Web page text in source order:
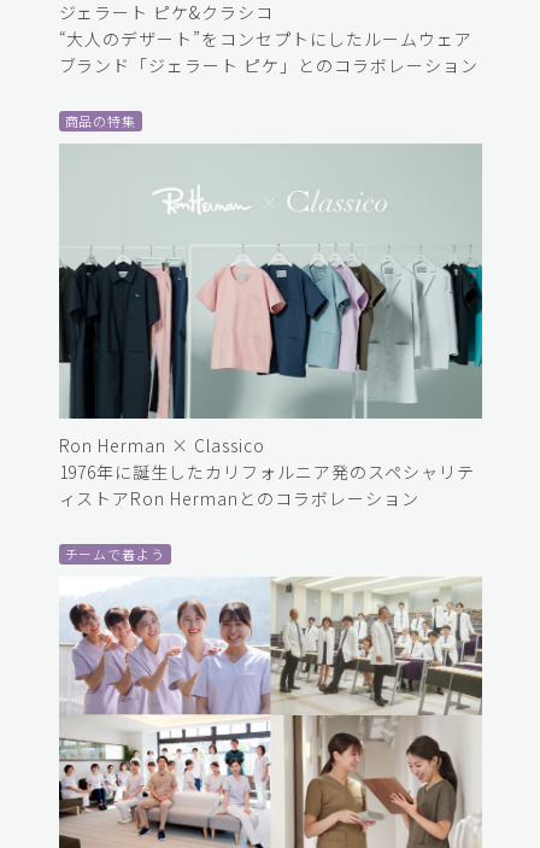
ジェラート ピケ&クラシコ
“大人のデザート”をコンセプトにしたルームウェア
ブランド「ジェラート ピケ」とのコラボレーション
商品の特集
Ron Herman × Classico
1976年に誕生したカリフォルニア発のスペシャリテ
ィストアRon Hermanとのコラボレーション
チームで着よう